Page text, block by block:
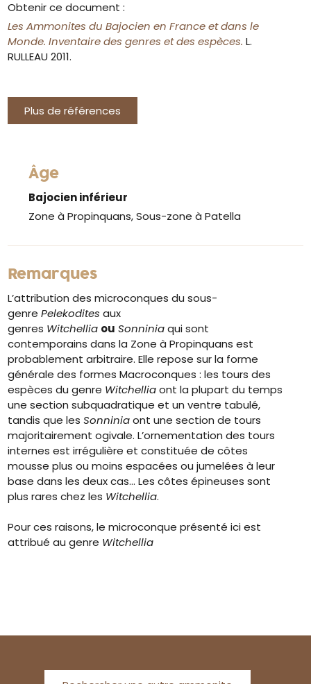
Obtenir ce document :
Les Ammonites du Bajocien en France et dans le
Monde. Inventaire des genres et des espèces. L.
RULLEAU 2011.
Plus de références
Âge
Bajocien inférieur
Zone à Propinquans, Sous-zone à Patella
Remarques
L’attribution des microconques du sous-
genrePelekodites aux
genres Witchellia ou Sonniniaqui sont
contemporains dans la Zone à Propinquans est
probablement arbitraire. Elle repose sur la forme
générale des formes Macroconques : les tours des
espèces du genre Witchelliaont la plupart du temps
une section subquadratique et un ventre tabulé,
tandis que lesSonniniaont une section de tours
majoritairement ogivale. L’ornementation des tours
internes est irrégulière et constituée de côtes
mousse plus ou moins espacées ou jumelées à leur
base dans les deux cas… Les côtes épineuses sont
plus rares chez les Witchellia.
Pour ces raisons, le microconque présenté ici est
attribué au genre Witchellia